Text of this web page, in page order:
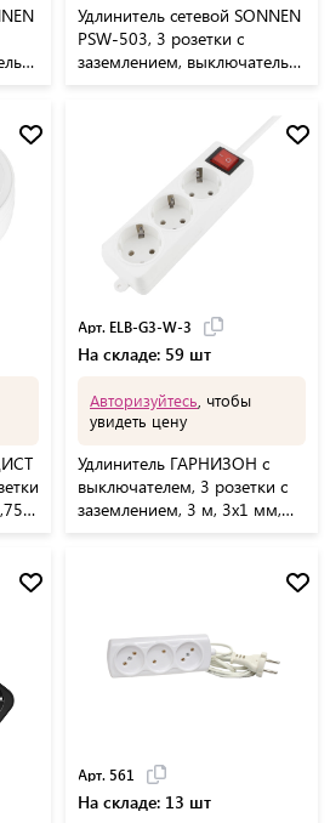
Удлинитель сетевой SONNEN
PSW-503, 3 розетки c
заземлением, выключатель
Арт. ELB-G3-W-3
На складе: 59 шт
Авторизуйтесь , чтобы
увидеть цену
Удлинитель ГАРНИЗОН с
выключателем, 3 розетки с
заземлением, 3 м, 3х1 мм,
Арт. 561
На складе: 13 шт